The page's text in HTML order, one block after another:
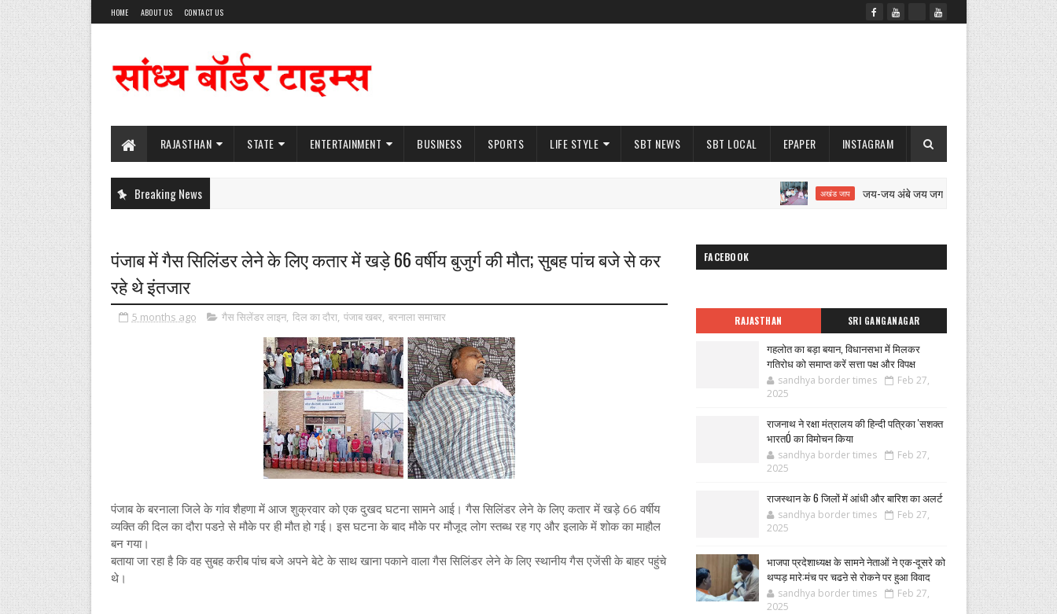
HOME ABOUT US CONTACT US
RAJASTHAN STATE ENTERTAINMENT BUSINESS SPORTS LIFE STYLE SBT NEWS SBT LOCAL EPAPER INSTAGRAM
Breaking News अखंड जाप जय-जय अंबे जय जगदंबे का 12 घंटे का अखंड जाप शुरू
पंजाब में गैस सिलिंडर लेने के लिए कतार में खड़े 66 वर्षीय बुजुर्ग की मौत; सुबह पांच बजे से कर
रहे थे इंतजार
5 months ago गैस सिलेंडर लाइन, दिल का दौरा, पंजाब खबर, बरनाला समाचार
पंजाब के बरनाला जिले के गांव शैहणा में आज शुक्रवार को एक दुखद घटना सामने आई। गैस सिलिंडर लेने के लिए कतार में खड़े 66 वर्षीय
व्यक्ति की दिल का दौरा पडऩे से मौके पर ही मौत हो गई। इस घटना के बाद मौके पर मौजूद लोग स्तब्ध रह गए और इलाके में शोक का माहौल
बन गया।
बताया जा रहा है कि वह सुबह करीब पांच बजे अपने बेटे के साथ खाना पकाने वाला गैस सिलिंडर लेने के लिए स्थानीय गैस एजेंसी के बाहर पहुंचे
थे।
FACEBOOK
RAJASTHAN SRI GANGANAGAR
गहलोत का बड़ा बयान, विधानसभा में मिलकर
गतिरोध को समाप्त करें सत्ता पक्ष और विपक्ष
sandhya border times
Feb 27,
2025
राजनाथ ने रक्षा मंत्रालय की हिन्दी पत्रिका 'सशक्त
भारतÓ का विमोचन किया
sandhya border times
Feb 27,
2025
राजस्थान के 6 जिलों में आंधी और बारिश का अलर्ट
sandhya border times
Feb 27,
2025
भाजपा प्रदेशाध्यक्ष के सामने नेताओं ने एक-दूसरे को
थप्पड़ मारे:मंच पर चढऩे से रोकने पर हुआ विवाद
sandhya border times
Feb 27,
2025